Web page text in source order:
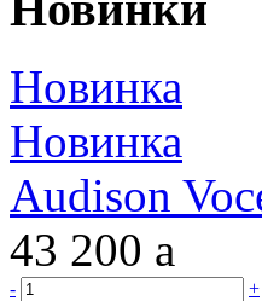
Новинка
Новинка
Audison
43 200 a
- +